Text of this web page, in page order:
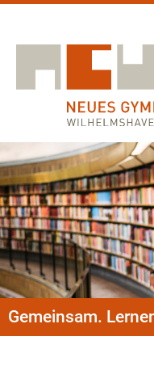
Gemeinsam.